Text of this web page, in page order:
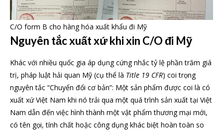
C/O form B cho hàng hóa xuất khẩu đi Mỹ
Nguyên tắc xuất xứ khi xin C/O đi Mỹ
Khác với nhiều quốc gia áp dụng cứng nhắc tỷ lệ phần trăm giá
trị, pháp luật hải quan Mỹ (cụ thể là Title 19 CFR) coi trọng
nguyên tắc “Chuyển đổi cơ bản”: Một sản phẩm được coi là có
xuất xứ Việt Nam khi nó trải qua một quá trình sản xuất tại Việt
Nam dẫn đến việc hình thành một vật phẩm thương mại mới,
có tên gọi, tính chất hoặc công dụng khác biệt hoàn toàn so